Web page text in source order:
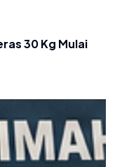
30 Kg Mulai